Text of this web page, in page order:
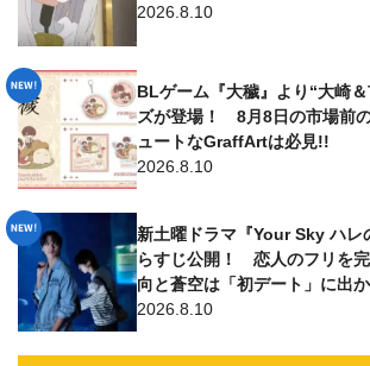
2026.8.10
BLゲーム『大穢』より“大崎
ズが登場！ 8月8日の市場前
ュートなGraffArtは必見!!
2026.8.10
新土曜ドラマ『Your Sky ハレ
らすじ公開！ 恋人のフリを
向と蒼空は「初デート」に出
2026.8.10